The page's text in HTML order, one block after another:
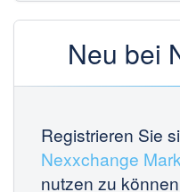
Neu bei
Registrieren Sie
Nexxchange
nutzen zu